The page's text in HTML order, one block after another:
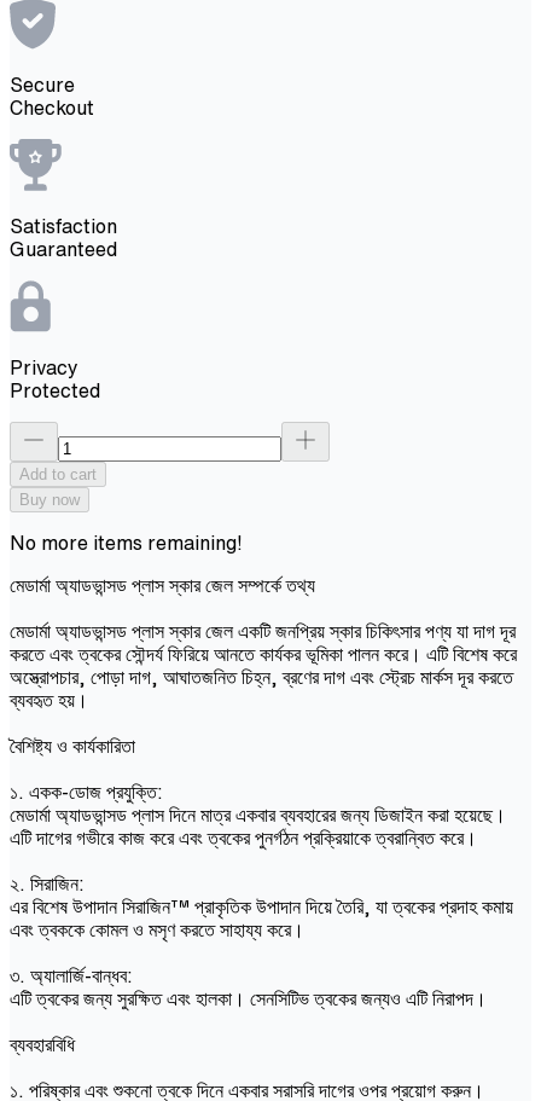
Secure
Checkout
Satisfaction
Guaranteed
Privacy
Protected
Add to cart
Buy now
No more items remaining!
মেডার্মা অ্যাডভান্সড প্লাস স্কার জেল সম্পর্কে তথ্য
মেডার্মা অ্যাডভান্সড প্লাস স্কার জেল একটি জনপ্রিয় স্কার চিকিৎসার পণ্য যা দাগ দূর
করতে এবং ত্বকের সৌন্দর্য ফিরিয়ে আনতে কার্যকর ভূমিকা পালন করে। এটি বিশেষ করে
অস্ত্রোপচার, পোড়া দাগ, আঘাতজনিত চিহ্ন, ব্রণের দাগ এবং স্ট্রেচ মার্কস দূর করতে
ব্যবহৃত হয়।
বৈশিষ্ট্য ও কার্যকারিতা
১. একক-ডোজ প্রযুক্তি:
মেডার্মা অ্যাডভান্সড প্লাস দিনে মাত্র একবার ব্যবহারের জন্য ডিজাইন করা হয়েছে।
এটি দাগের গভীরে কাজ করে এবং ত্বকের পুনর্গঠন প্রক্রিয়াকে ত্বরান্বিত করে।
২. সিরাজিন:
এর বিশেষ উপাদান সিরাজিন™ প্রাকৃতিক উপাদান দিয়ে তৈরি, যা ত্বকের প্রদাহ কমায়
এবং ত্বককে কোমল ও মসৃণ করতে সাহায্য করে।
৩. অ্যালার্জি-বান্ধব:
এটি ত্বকের জন্য সুরক্ষিত এবং হালকা। সেনসিটিভ ত্বকের জন্যও এটি নিরাপদ।
ব্যবহারবিধি
১. পরিষ্কার এবং শুকনো ত্বকে দিনে একবার সরাসরি দাগের ওপর প্রয়োগ করুন।